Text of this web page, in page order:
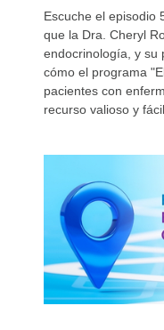
Escuche el episodio
que la Dra. Cheryl
endocrinología, y su
cómo el programa
pacientes con
recurso valioso y